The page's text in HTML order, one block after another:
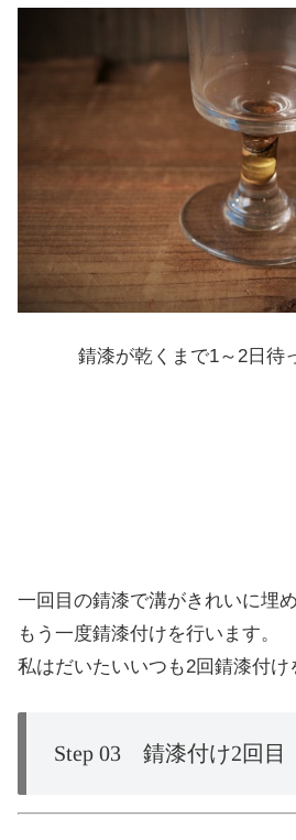
錆漆が乾くまで1～2日待
一回目の錆漆で溝がきれいに埋
もう一度錆漆付けを行います。
私はだいたいいつも2回錆漆付け
Step 03 錆漆付け2回目